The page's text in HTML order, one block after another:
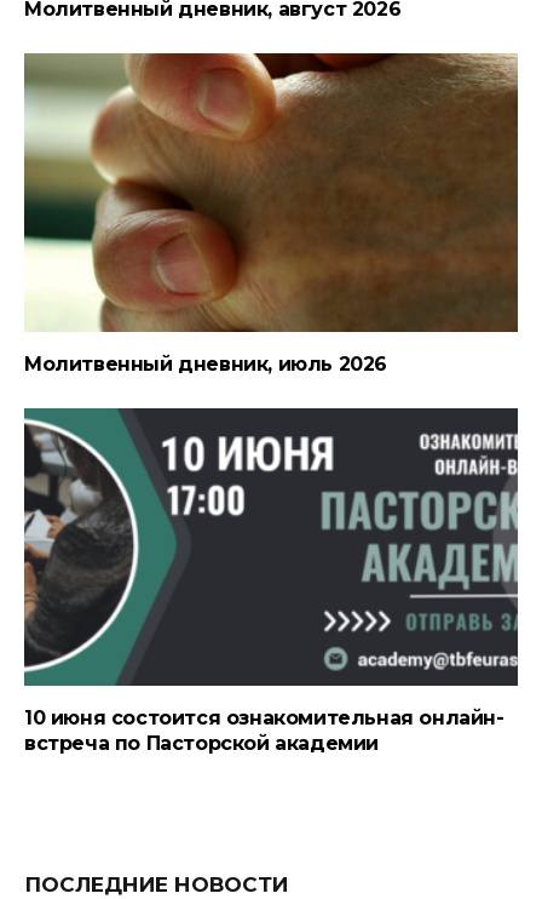
Молитвенный дневник, август 2026
Молитвенный дневник, июль 2026
10 июня состоится ознакомительная онлайн-
встреча по Пасторской академии
ПОСЛЕДНИЕ НОВОСТИ